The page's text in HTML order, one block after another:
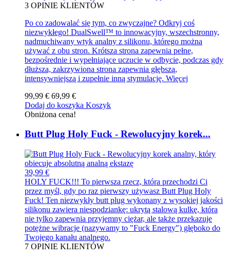
3 OPINIE KLIENTÓW
Po co zadowalać się tym, co zwyczajne? Odkryj coś
niezwykłego! DualSwell™ to innowacyjny, wszechstronny,
nadmuchiwany wtyk analny z silikonu, którego można
używać z obu stron. Krótsza strona zapewnia pełne,
bezpośrednie i wypełniające uczucie w odbycie, podczas gdy
dłuższa, zakrzywiona strona zapewnia głębszą,
intensywniejszą i zupełnie inną stymulację. Więcej
99,99 € 69,99 €
Dodaj do koszyka Koszyk
Obniżona cena!
Butt Plug Holy Fuck - Rewolucyjny korek...
39,99 €
HOLY FUCK!!! To pierwsza rzecz, która przechodzi Ci
przez myśl, gdy po raz pierwszy używasz Butt Plug Holy
Fuck! Ten niezwykły butt plug wykonany z wysokiej jakości
silikonu zawiera niespodziankę: ukrytą stalową kulkę, która
nie tylko zapewnia przyjemny ciężar, ale także przekazuje
potężne wibracje (nazywamy to "Fuck Energy") głęboko do
Twojego kanału analnego.
7 OPINIE KLIENTÓW